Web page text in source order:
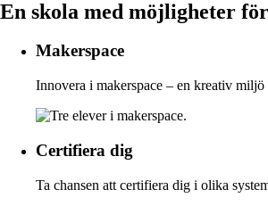
En skola med möjligheter
Makerspace
Innovera i makerspace – en kreativ
Certifiera dig
Ta chansen att certifiera dig i olika